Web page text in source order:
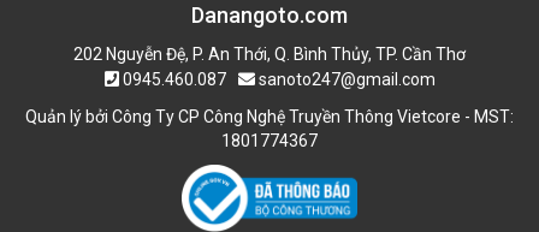
Danangoto.com
202 Nguyễn Đệ, P. An Thới, Q. Bình Thủy, TP. Cần Thơ
0945.460.087
sanoto247@gmail.com
Quản lý bởi Công Ty CP Công Nghệ Truyền Thông Vietcore - MST:
1801774367